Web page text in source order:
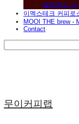
깔끔하고 구
이멕스테크 커피로
MOOI THE brew -
Contact
무이커피랩